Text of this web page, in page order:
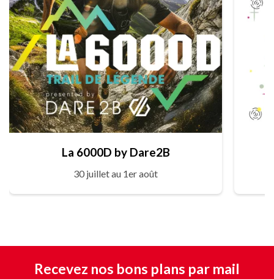
La 6000D by Dare2B
30 juillet au 1er août
Recevez nos bons plans par mail